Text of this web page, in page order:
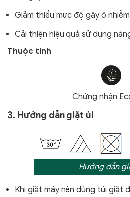
Giảm thiểu mức độ gây ô nhiễm
Cải thiện hiệu quả sử dụng
Thuộc tính
Chứng nhận
3. Hướng dẫn giặt ủi
Hướng dẫn
Khi giặt máy nên dùng túi giặt